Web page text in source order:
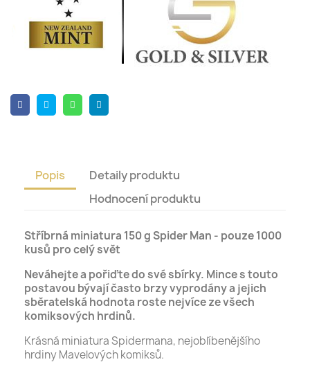
Popis
Detaily produktu
Hodnocení produktu
Stříbrná miniatura 150 g Spider Man - pouze 1000
kusů pro celý svět
Neváhejte a pořiďte do své sbírky. Mince s touto
postavou bývají často brzy vyprodány a jejich
sběratelská hodnota roste nejvíce ze všech
komiksových hrdinů.
Krásná miniatura Spidermana, nejoblíbenějšího
hrdiny Mavelových komiksů.